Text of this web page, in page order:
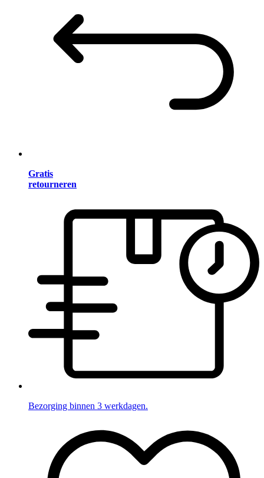
Gratis
retourneren
Bezorging binnen 3 werkdagen.